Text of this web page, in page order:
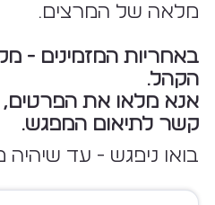
מלאה של המרצים.
באחריות המזמינים -
הקהל.
אנא מלאו את הפרטים,
קשר לתיאום המפגש.
בואו ניפגש - עד שיהיה